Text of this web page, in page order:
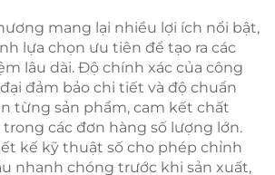
Huy
thao Hoàn thành Cuộc
đua
mang lại nhiều lợi ích nổi bật,
lựa chọn ưu tiên để tạo ra các
lâu dài. Độ chính xác của công
đảm bảo chi tiết và độ chuẩn
từng sản phẩm, cam kết chất
các đơn hàng số lượng lớn.
kế kỹ thuật số cho phép chỉnh
nhanh chóng trước khi sản xuất,